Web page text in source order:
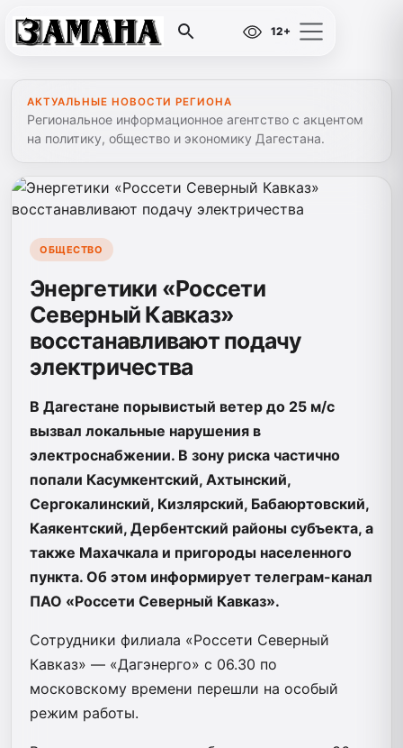
12+
АКТУАЛЬНЫЕ НОВОСТИ РЕГИОНА
Региональное информационное агентство с акцентом
на политику, общество и экономику Дагестана.
ОБЩЕСТВО
Энергетики «Россети
Северный Кавказ»
восстанавливают подачу
электричества
В Дагестане порывистый ветер до 25 м/с
вызвал локальные нарушения в
электроснабжении. В зону риска частично
попали Касумкентский, Ахтынский,
Сергокалинский, Кизлярский, Бабаюртовский,
Каякентский, Дербентский районы субъекта, а
также Махачкала и пригороды населенного
пункта. Об этом информирует телеграм-канал
ПАО «Россети Северный Кавказ».
Сотрудники филиала «Россети Северный
Кавказ» — «Дагэнерго» с 06.30 по
московскому времени перешли на особый
режим работы.